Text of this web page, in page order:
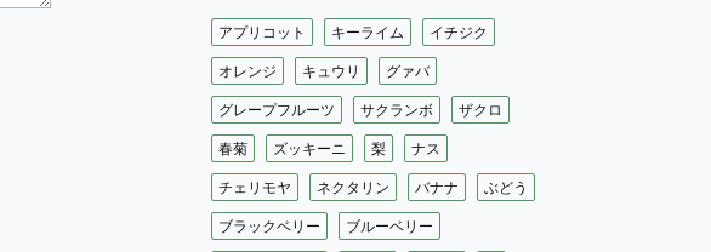
アプリコット キーライム イチジク
オレンジ キュウリ グァバ
グレープフルーツ サクランボ ザクロ
春菊 ズッキーニ 梨 ナス
チェリモヤ ネクタリン バナナ ぶどう
ブラックベリー ブルーベリー